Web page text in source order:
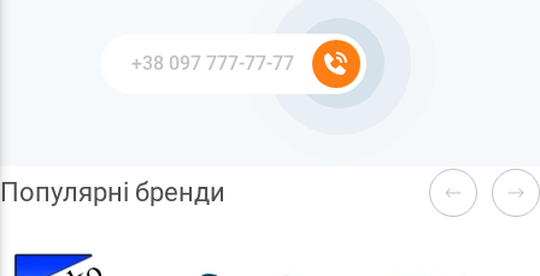
Популярні бренди